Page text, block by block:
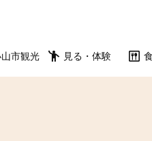
市観光 見る・体験